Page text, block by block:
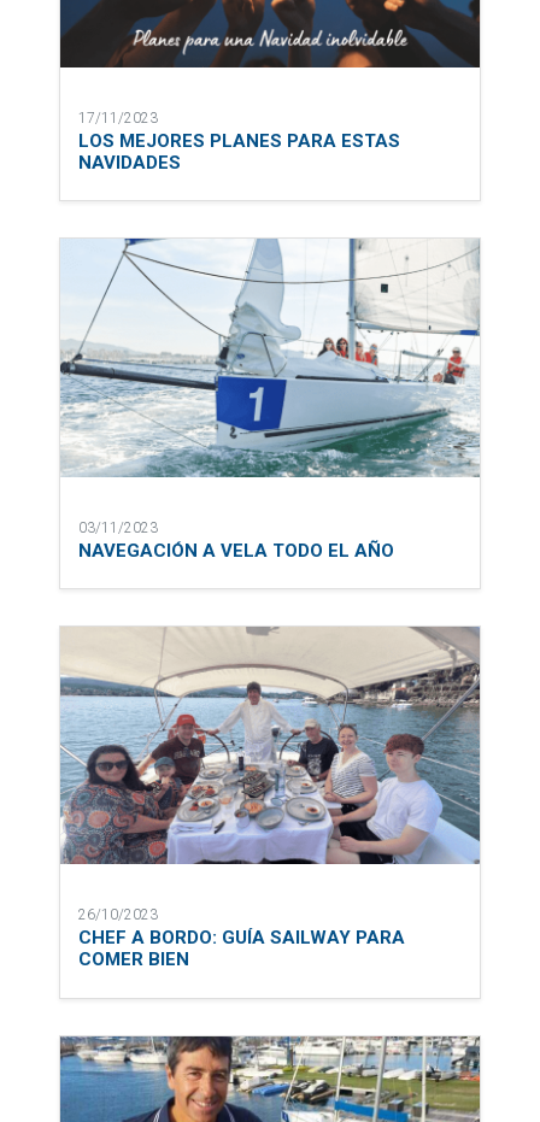
17/11/2023
LOS MEJORES PLANES PARA ESTAS
NAVIDADES
03/11/2023
NAVEGACIÓN A VELA TODO EL AÑO
26/10/2023
CHEF A BORDO: GUÍA SAILWAY PARA
COMER BIEN